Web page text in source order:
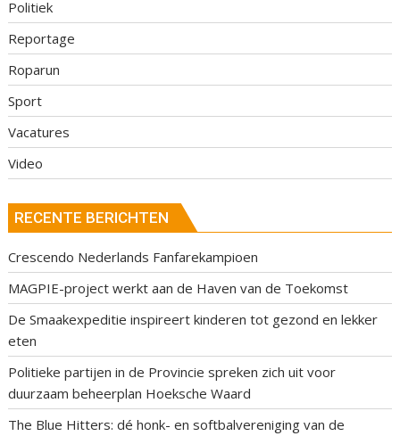
Politiek
Reportage
Roparun
Sport
Vacatures
Video
RECENTE BERICHTEN
Crescendo Nederlands Fanfarekampioen
MAGPIE-project werkt aan de Haven van de Toekomst
De Smaakexpeditie inspireert kinderen tot gezond en lekker
eten
Politieke partijen in de Provincie spreken zich uit voor
duurzaam beheerplan Hoeksche Waard
The Blue Hitters: dé honk- en softbalvereniging van de